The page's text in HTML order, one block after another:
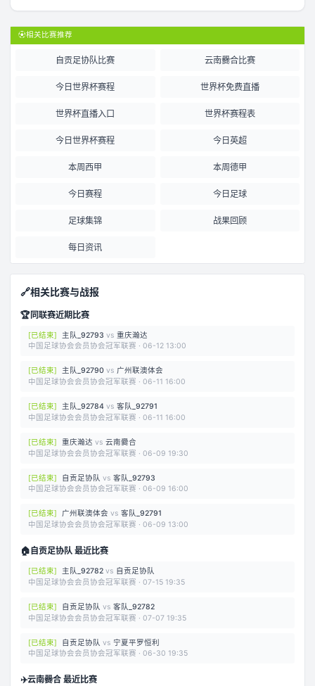
⚽相关比赛推荐
自贡足协队比赛 云南爨合比赛
今日世界杯赛程 世界杯免费直播
世界杯直播入口 世界杯赛程表
今日世界杯赛程 今日英超
本周西甲 本周德甲
今日赛程 今日足球
足球集锦 战果回顾
每日资讯
🔗相关比赛与战报
🏆同联赛近期比赛
[已结束] 主队_92793 vs 重庆瀚达
中国足球协会会员协会冠军联赛 · 06-12 13:00
[已结束] 主队_92790 vs 广州联澳体会
中国足球协会会员协会冠军联赛 · 06-11 16:00
[已结束] 主队_92784 vs 客队_92791
中国足球协会会员协会冠军联赛 · 06-11 16:00
[已结束] 重庆瀚达 vs 云南爨合
中国足球协会会员协会冠军联赛 · 06-09 19:30
[已结束] 自贡足协队 vs 客队_92793
中国足球协会会员协会冠军联赛 · 06-09 16:00
[已结束] 广州联澳体会 vs 客队_92791
中国足球协会会员协会冠军联赛 · 06-09 13:00
🏠自贡足协队 最近比赛
[已结束] 主队_92782 vs 自贡足协队
中国足球协会会员协会冠军联赛 · 07-15 19:35
[已结束] 自贡足协队 vs 客队_92782
中国足球协会会员协会冠军联赛 · 07-07 19:35
[已结束] 自贡足协队 vs 宁夏平罗恒利
中国足球协会会员协会冠军联赛 · 06-30 19:35
✈️云南爨合 最近比赛